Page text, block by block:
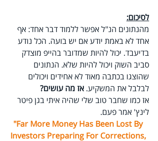
לסיכום:
מהנתונים הנ"ל אפשר ללמוד דבר אחד: אף
אחד לא באמת יודע אם יש בועה. הכל נודע
בדיעבד. יכול להיות שמדובר בהייפ מוצדק
סביב השוק ויכול להיות שלא. הנתונים
שהוצגו בכתבה מאוד לא אחידים ויכולים
לבלבל את המשקיע. אז מה עושים?
אז כמו שחבר טוב שלי שהיה איתי בגן פיטר
לינץ' אמר פעם.
"Far More Money Has Been Lost By
Investors Preparing For Corrections,